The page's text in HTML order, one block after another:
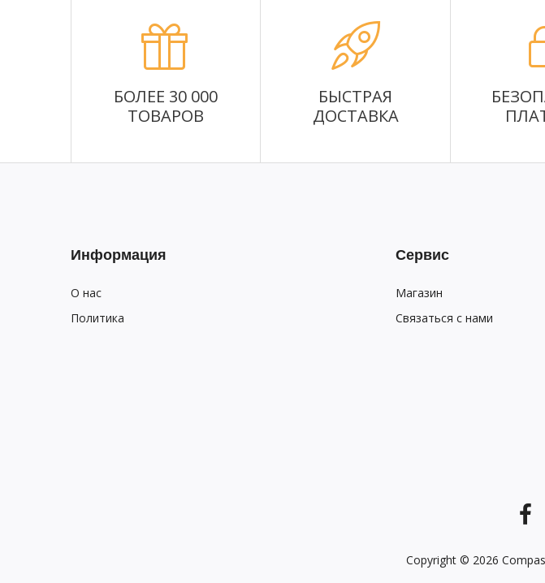
БОЛЕЕ 30 000
ТОВАРОВ
БЫСТРАЯ
ДОСТАВКА
Информация
О нас
Политика
Сервис
Магазин
Связаться с нами
Copyright © 2026